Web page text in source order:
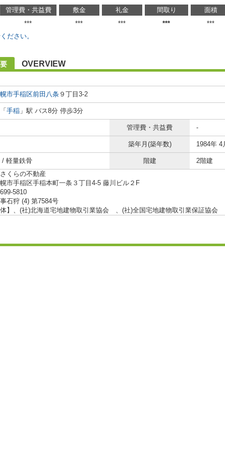
管理費・共益費 敷金 礼金 間取り 面積
*** *** *** *** ***
ださい。
OVERVIEW
市手稲区前田八条 ９丁目3-2
「 手稲 」駅 バス8分 停歩3分
管理費・共益費 -
築年月(築年数) 1984年 4
/ 軽量鉄骨 階建 2階建
くらの不動産
市手稲区手稲本町一条３丁目4-5 藤川ビル２F
5810
石狩 (4) 第7584号
体】、(社)北海道宅地建物取引業協会 、(社)全国宅地建物取引業保証協会